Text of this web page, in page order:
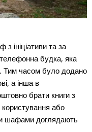
з ініціативи та за
будка, яка
Тим часом було додано
а інша в
брати книги з
або
шафами доглядають